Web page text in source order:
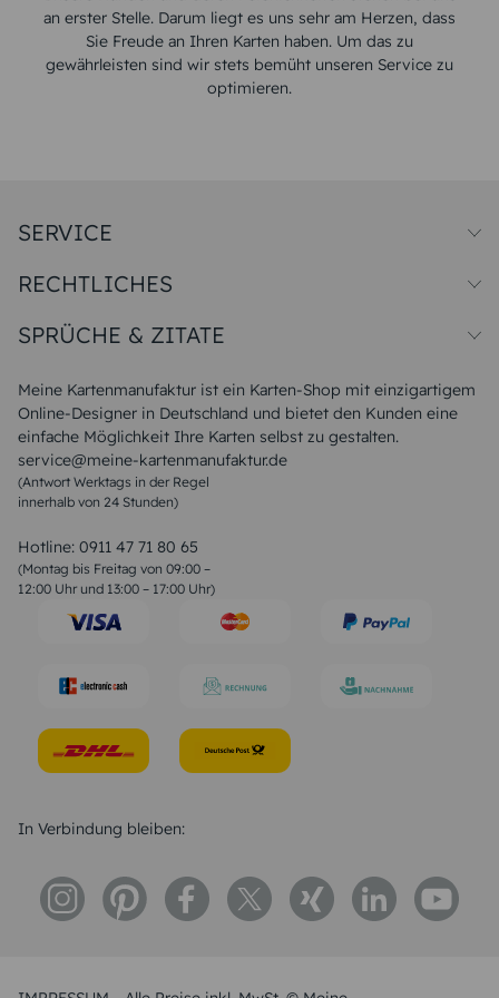
an erster Stelle. Darum liegt es uns sehr am Herzen, dass
Sie Freude an Ihren Karten haben. Um das zu
gewährleisten sind wir stets bemüht unseren Service zu
optimieren.
Meine Kartenmanufaktur ist ein Karten-Shop mit einzigartigem
Online-Designer in Deutschland und bietet den Kunden eine
einfache Möglichkeit Ihre Karten selbst zu gestalten.
service@meine-kartenmanufaktur.de
(Antwort Werktags in der Regel
innerhalb von 24 Stunden)
Hotline: 0911 47 71 80 65
(Montag bis Freitag von 09:00 –
12:00 Uhr und 13:00 – 17:00 Uhr)
SERVICE
Papiersorten
Unsere Produktion
Magazin
FAQ
RECHTLICHES
Widerrufsbelehrung
SPRÜCHE & ZITATE
Liebeskummer Sprüche
Sommer Sprüche
Muttertagssprüche
Sprüche zur Hochzeit
Sprüche zur Konfirmation & Kommunion
Weihnachtsgedichte
Liebessprüche
Geburtstagssprüche
Trauersprüche
Konfirmation Glückwünsche
In Verbindung bleiben: